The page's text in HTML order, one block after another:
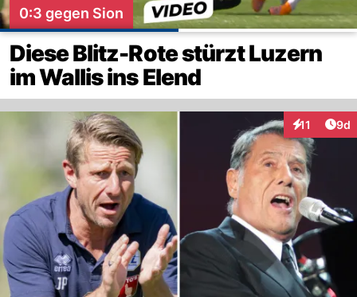
0:3 gegen Sion
Diese Blitz-Rote stürzt Luzern
im Wallis ins Elend
11 9d